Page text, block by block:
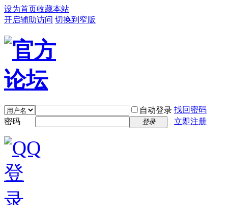
设为首页收藏本站
开启辅助访问 切换到窄版
自动登录 找回密码
密码
登录 立即注册